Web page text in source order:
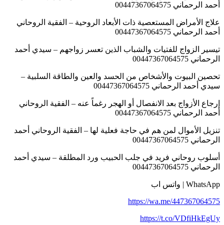
أحمد الرحماني 00447367064575
علاج الأمراض المستعصية ذات الأبعاد الروحية – الفقية الروحاني
أحمد الرحماني 00447367064575
تيسير الزواج للفتيات والشباب الذين تعسر زواجهم – سيدي أحمد
الرحماني 00447367064575
تحصين البيوت والأشخاص من الحسد والعين والطاقة السلبية –
سيدي أحمد الرحماني 00447367064575
إرجاع الأزواج بعد الانفصال أو الهجر رغماً عنه – الفقية الروحاني
أحمد الرحماني 00447367064575
تنزيل الأموال لمن هم في حاجة فعلية لها – الفقية الروحاني أحمد
الرحماني 00447367064575
أسلوب روحاني فريد في جلب الحبيب ورد المطلقة – سيدي أحمد
الرحماني 00447367064575
WhatsApp | واتس اب
https://wa.me/447367064575
https://t.co/VDfiHkEgUy